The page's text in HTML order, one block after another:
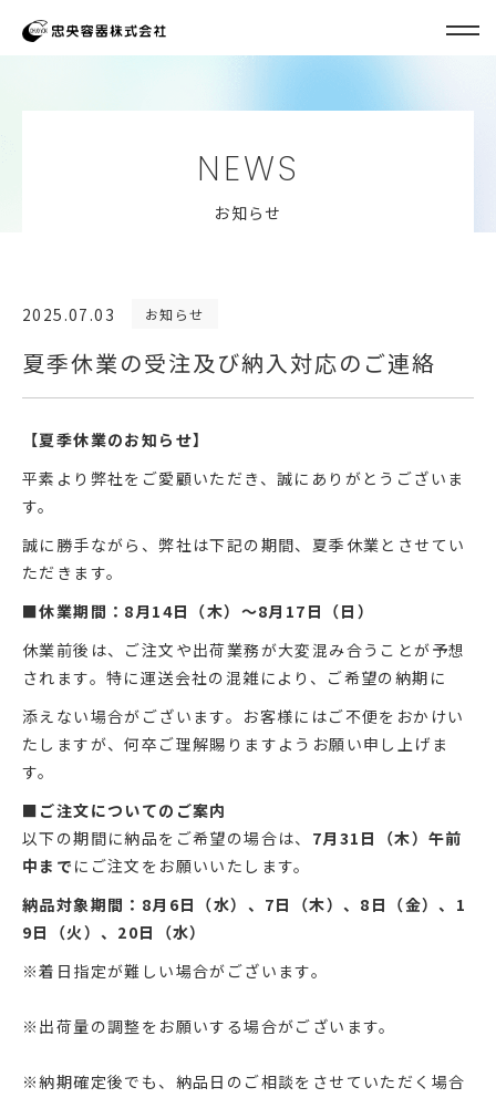
NEWS
お知らせ
2025.07.03 お知らせ
夏季休業の受注及び納入対応のご連絡
【夏季休業のお知らせ】
平素より弊社をご愛顧いただき、誠にありがとうございま
す。
誠に勝手ながら、弊社は下記の期間、夏季休業とさせてい
ただきます。
■休業期間：8月14日（木）～8月17日（日）
休業前後は、ご注文や出荷業務が大変混み合うことが予想
されます。特に運送会社の混雑により、ご希望の納期に
添えない場合がございます。お客様にはご不便をおかけい
たしますが、何卒ご理解賜りますようお願い申し上げま
す。
■ご注文についてのご案内
以下の期間に納品をご希望の場合は、 7月31日（木）午前
中まで にご注文をお願いいたします。
納品対象期間：8月6日（水）、7日（木）、8日（金）、1
9日（火）、20日（水）
※着日指定が難しい場合がございます。
※出荷量の調整をお願いする場合がございます。
※納期確定後でも、納品日のご相談をさせていただく場合